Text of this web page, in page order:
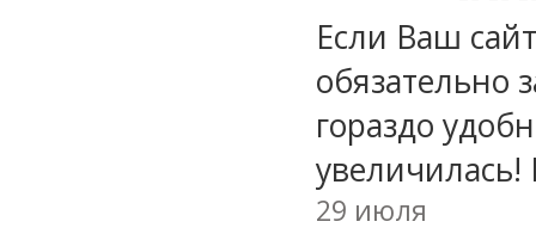
Если Ваш
обязательно
гораздо
увеличилась!
29 июля